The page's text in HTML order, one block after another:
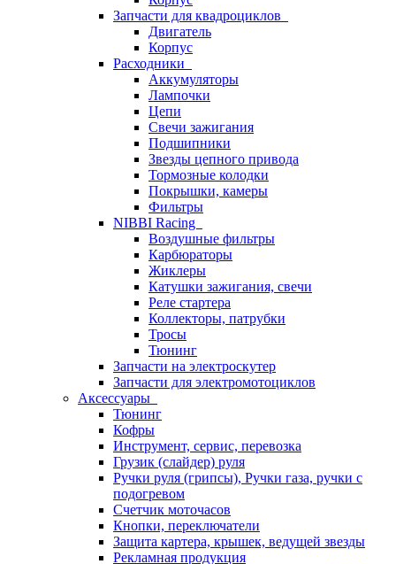
Запчасти для квадроциклов
Двигатель
Корпус
Расходники
Аккумуляторы
Лампочки
Цепи
Свечи зажигания
Подшипники
Звезды цепного привода
Тормозные колодки
Покрышки, камеры
Фильтры
NIBBI Racing
Воздушные фильтры
Карбюраторы
Жиклеры
Катушки зажигания, свечи
Реле стартера
Коллекторы, патрубки
Тросы
Тюнинг
Запчасти на электроскутер
Запчасти для электромотоциклов
Аксессуары
Тюнинг
Кофры
Инструмент, сервис, перевозка
Грузик (слайдер) руля
Ручки руля (грипсы), Ручки газа, ручки с
подогревом
Счетчик моточасов
Кнопки, переключатели
Защита картера, крышек, ведущей звезды
Рекламная продукция